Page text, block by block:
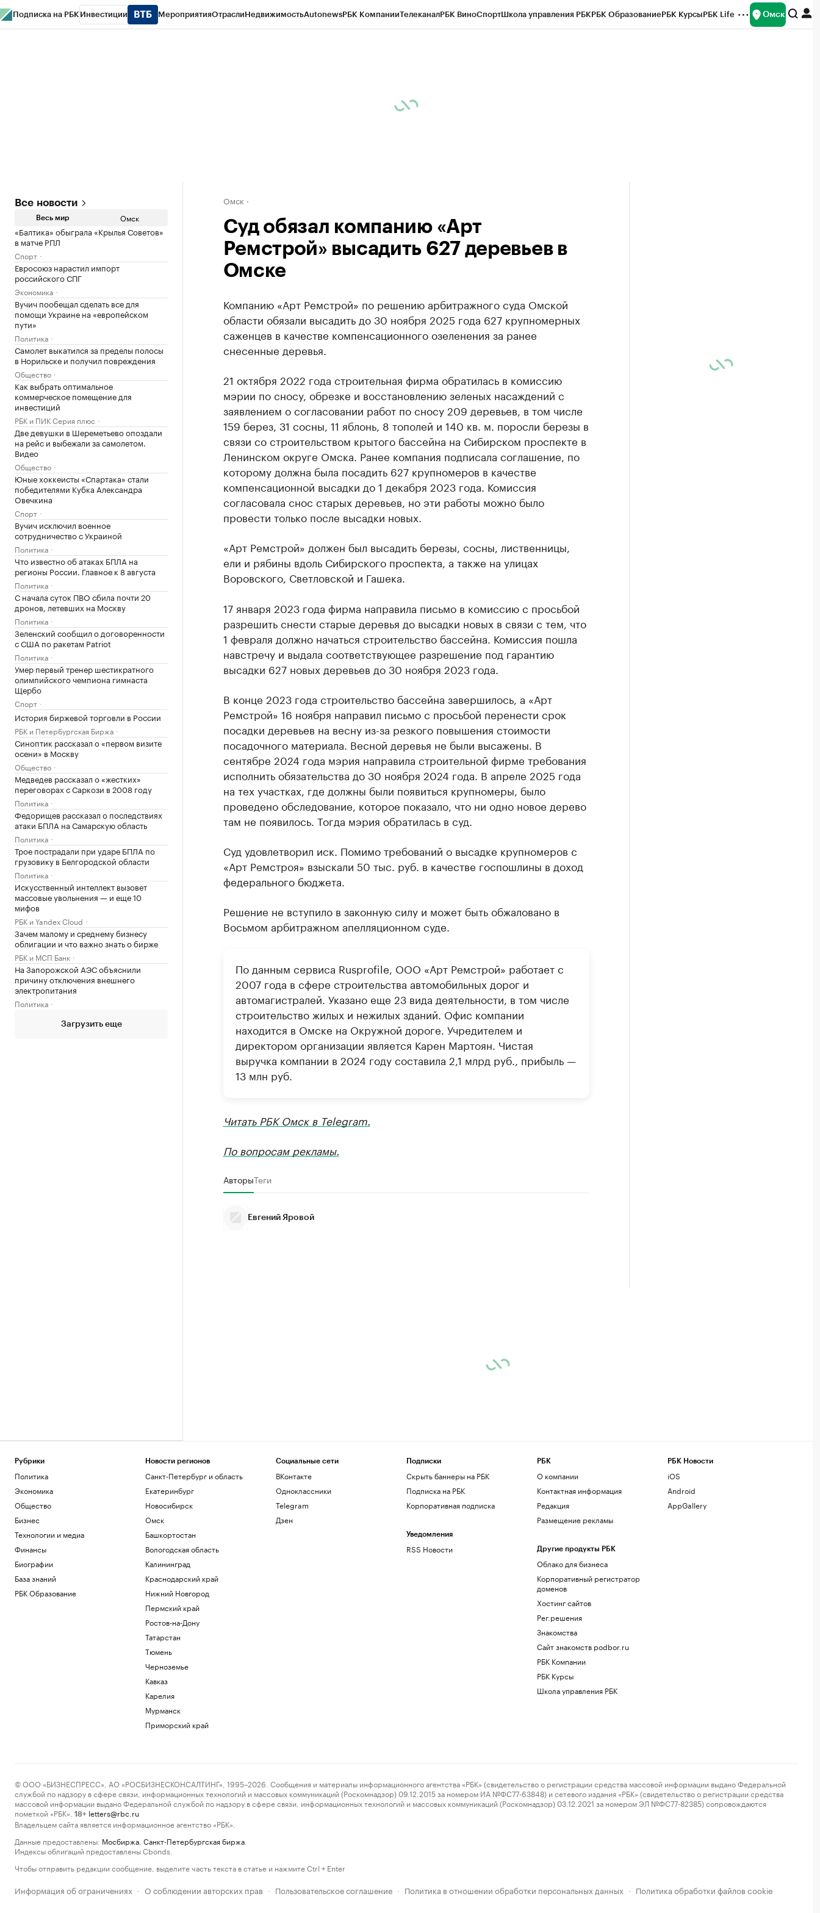
Подписка на РБК Инвестиции МероприятияОтраслиНедвижимостьAutonewsРБК КомпанииТелеканалРБК ВиноСпортШкола управления РБКРБК ОбразованиеРБК КурсыРБК Life Омск
Все новости
Весь мир Омск
«Балтика» обыграла «Крылья Советов»
в матче РПЛ
Спорт
Евросоюз нарастил импорт
российского СПГ
Экономика
Вучич пообещал сделать все для
помощи Украине на «европейском
пути»
Политика
Самолет выкатился за пределы полосы
в Норильске и получил повреждения
Общество
Как выбрать оптимальное
коммерческое помещение для
инвестиций
РБК и ПИК Серия плюс
Две девушки в Шереметьево опоздали
на рейс и выбежали за самолетом.
Видео
Общество
Юные хоккеисты «Спартака» стали
победителями Кубка Александра
Овечкина
Спорт
Вучич исключил военное
сотрудничество с Украиной
Политика
Что известно об атаках БПЛА на
регионы России. Главное к 8 августа
Политика
С начала суток ПВО сбила почти 20
дронов, летевших на Москву
Политика
Зеленский сообщил о договоренности
с США по ракетам Patriot
Политика
Умер первый тренер шестикратного
олимпийского чемпиона гимнаста
Щербо
Спорт
История биржевой торговли в России
РБК и Петербургская Биржа
Синоптик рассказал о «первом визите
осени» в Москву
Общество
Медведев рассказал о «жестких»
переговорах с Саркози в 2008 году
Политика
Федорищев рассказал о последствиях
атаки БПЛА на Самарскую область
Политика
Трое пострадали при ударе БПЛА по
грузовику в Белгородской области
Политика
Искусственный интеллект вызовет
массовые увольнения — и еще 10
мифов
РБК и Yandex Cloud
Зачем малому и среднему бизнесу
облигации и что важно знать о бирже
РБК и МСП Банк
На Запорожской АЭС объяснили
причину отключения внешнего
электропитания
Политика
Загрузить еще
Омск
Суд обязал компанию «Арт
Ремстрой» высадить 627 деревьев в
Омске
Компанию «Арт Ремстрой» по решению арбитражного суда Омской
области обязали высадить до 30 ноября 2025 года 627 крупномерных
саженцев в качестве компенсационного озеленения за ранее
снесенные деревья.
21 октября 2022 года строительная фирма обратилась в комиссию
мэрии по сносу, обрезке и восстановлению зеленых насаждений с
заявлением о согласовании работ по сносу 209 деревьев, в том числе
159 берез, 31 сосны, 11 яблонь, 8 тополей и 140 кв. м. поросли березы в
связи со строительством крытого бассейна на Сибирском проспекте в
Ленинском округе Омска. Ранее компания подписала соглашение, по
которому должна была посадить 627 крупномеров в качестве
компенсационной высадки до 1 декабря 2023 года. Комиссия
согласовала снос старых деревьев, но эти работы можно было
провести только после высадки новых.
«Арт Ремстрой» должен был высадить березы, сосны, лиственницы,
ели и рябины вдоль Сибирского проспекта, а также на улицах
Воровского, Светловской и Гашека.
17 января 2023 года фирма направила письмо в комиссию с просьбой
разрешить снести старые деревья до высадки новых в связи с тем, что
1 февраля должно начаться строительство бассейна. Комиссия пошла
навстречу и выдала соответствующее разрешение под гарантию
высадки 627 новых деревьев до 30 ноября 2023 года.
В конце 2023 года строительство бассейна завершилось, а «Арт
Ремстрой» 16 ноября направил письмо с просьбой перенести срок
посадки деревьев на весну из-за резкого повышения стоимости
посадочного материала. Весной деревья не были высажены. В
сентябре 2024 года мэрия направила строительной фирме требования
исполнить обязательства до 30 ноября 2024 года. В апреле 2025 года
на тех участках, где должны были появиться крупномеры, было
проведено обследование, которое показало, что ни одно новое дерево
там не появилось. Тогда мэрия обратилась в суд.
Суд удовлетворил иск. Помимо требований о высадке крупномеров с
«Арт Ремстроя» взыскали 50 тыс. руб. в качестве госпошлины в доход
федерального бюджета.
Решение не вступило в законную силу и может быть обжаловано в
Восьмом арбитражном апелляционном суде.
По данным сервиса Rusprofile, ООО «Арт Ремстрой» работает с
2007 года в сфере строительства автомобильных дорог и
автомагистралей. Указано еще 23 вида деятельности, в том числе
строительство жилых и нежилых зданий. Офис компании
находится в Омске на Окружной дороге. Учредителем и
директором организации является Карен Мартоян. Чистая
выручка компании в 2024 году составила 2,1 млрд руб., прибыль —
13 млн руб.
Читать РБК Омск в Telegram.
По вопросам рекламы.
АвторыТеги
Евгений Яровой
Рубрики
Политика
Экономика
Общество
Бизнес
Технологии и медиа
Финансы
Биографии
База знаний
РБК Образование
Новости регионов
Санкт-Петербург и область
Екатеринбург
Новосибирск
Омск
Башкортостан
Вологодская область
Калининград
Краснодарский край
Нижний Новгород
Пермский край
Ростов-на-Дону
Татарстан
Тюмень
Черноземье
Кавказ
Карелия
Мурманск
Приморский край
Социальные сети
ВКонтакте
Одноклассники
Telegram
Дзен
Подписки
Скрыть баннеры на РБК
Подписка на РБК
Корпоративная подписка
Уведомления
RSS Новости
РБК
О компании
Контактная информация
Редакция
Размещение рекламы
Другие продукты РБК
Облако для бизнеса
Корпоративный регистратор
доменов
Хостинг сайтов
Рег.решения
Знакомства
Сайт знакомств podbor.ru
РБК Компании
РБК Курсы
Школа управления РБК
РБК Новости
iOS
Android
AppGallery
© ООО «БИЗНЕСПРЕСС», АО «РОСБИЗНЕСКОНСАЛТИНГ», 1995–2026. Сообщения и материалы информационного агентства «РБК» (свидетельство о регистрации средства массовой информации выдано Федеральной
службой по надзору в сфере связи, информационных технологий и массовых коммуникаций (Роскомнадзор) 09.12.2015 за номером ИА №ФС77-63848) и сетевого издания «РБК» (свидетельство о регистрации средства
массовой информации выдано Федеральной службой по надзору в сфере связи, информационных технологий и массовых коммуникаций (Роскомнадзор) 03.12.2021 за номером ЭЛ №ФС77-82385) сопровождаются
пометкой «РБК».
18+ letters@rbc.ru
Владельцем сайта является информационное агентство «РБК».
Данные предоставлены: Мосбиржа Санкт-Петербургская биржа
Индексы облигаций предоставлены Cbonds.
Чтобы отправить редакции сообщение, выделите часть текста в статье и нажмите Ctrl + Enter
Информация об ограничениях · О соблюдении авторских прав · Пользовательское соглашение · Политика в отношении обработки персональных данных · Политика обработки файлов cookie